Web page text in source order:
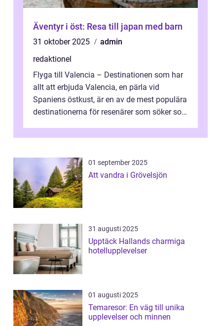
Äventyr i öst: Resa till japan med barn
31 oktober 2025
admin
redaktionel
Flyga till Valencia – Destinationen som har
allt att erbjuda Valencia, en pärla vid
Spaniens östkust, är en av de mest populära
destinationerna för resenärer som söker sol,
01 september 2025
Att vandra i Grövelsjön
31 augusti 2025
Upptäck Hallands charmiga
hotellupplevelser
01 augusti 2025
Temaresor: En väg till unika
upplevelser och minnen